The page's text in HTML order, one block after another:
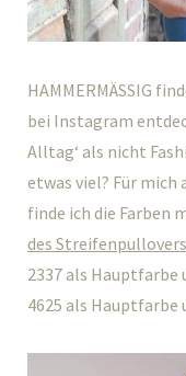
HAMMERMÄSSIG
bei Instagram
Alltag‘ als nicht
etwas viel? Für mich
finde ich die Farben
des Streifenpullovers
2337 als Hauptfarbe
4625 als Hauptfarbe